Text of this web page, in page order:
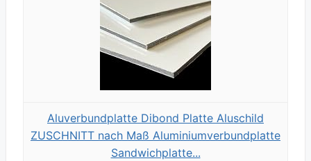
Aluverbundplatte Dibond Platte Aluschild
ZUSCHNITT nach Maß Aluminiumverbundplatte
Sandwichplatte...